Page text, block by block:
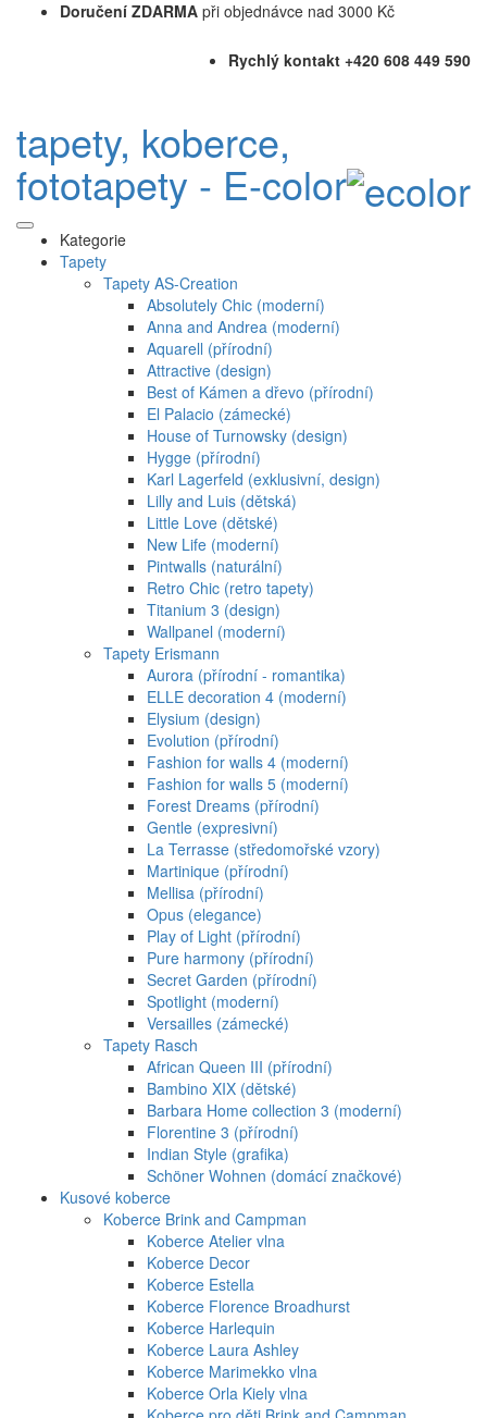
Doručení ZDARMA při objednávce nad 3000 Kč
Rychlý kontakt +420 608 449 590
tapety, koberce,
fototapety - E-color
Kategorie
Tapety
Tapety AS-Creation
Absolutely Chic (moderní)
Anna and Andrea (moderní)
Aquarell (přírodní)
Attractive (design)
Best of Kámen a dřevo (přírodní)
El Palacio (zámecké)
House of Turnowsky (design)
Hygge (přírodní)
Karl Lagerfeld (exklusivní, design)
Lilly and Luis (dětská)
Little Love (dětské)
New Life (moderní)
Pintwalls (naturální)
Retro Chic (retro tapety)
Titanium 3 (design)
Wallpanel (moderní)
Tapety Erismann
Aurora (přírodní - romantika)
ELLE decoration 4 (moderní)
Elysium (design)
Evolution (přírodní)
Fashion for walls 4 (moderní)
Fashion for walls 5 (moderní)
Forest Dreams (přírodní)
Gentle (expresivní)
La Terrasse (středomořské vzory)
Martinique (přírodní)
Mellisa (přírodní)
Opus (elegance)
Play of Light (přírodní)
Pure harmony (přírodní)
Secret Garden (přírodní)
Spotlight (moderní)
Versailles (zámecké)
Tapety Rasch
African Queen III (přírodní)
Bambino XIX (dětské)
Barbara Home collection 3 (moderní)
Florentine 3 (přírodní)
Indian Style (grafika)
Schöner Wohnen (domácí značkové)
Kusové koberce
Koberce Brink and Campman
Koberce Atelier vlna
Koberce Decor
Koberce Estella
Koberce Florence Broadhurst
Koberce Harlequin
Koberce Laura Ashley
Koberce Marimekko vlna
Koberce Orla Kiely vlna